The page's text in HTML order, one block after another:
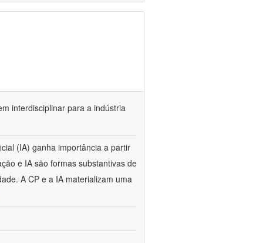
interdisciplinar para a indústria
(IA) ganha importância a partir
e IA são formas substantivas de
A CP e a IA materializam uma